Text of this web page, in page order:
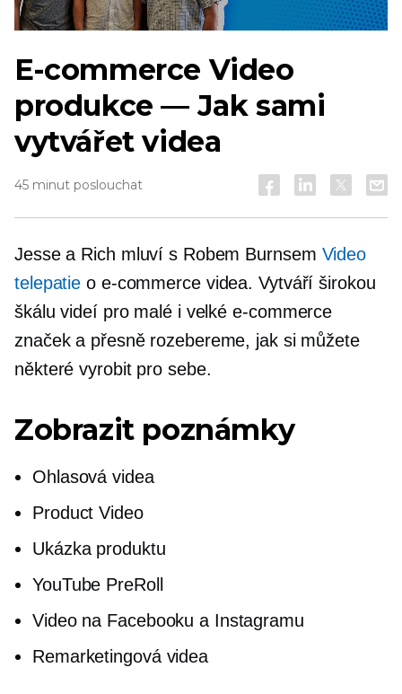
Poslouchat
E-commerce Video
produkce — Jak sami
vytvářet videa
45 minut poslouchat
Jesse a Rich mluví s Robem Burnsem Video
telepatie o e-commercevidea. Vytváří širokou
škálu videí pro malé i velkée-commerce
značek a přesně rozebereme, jak si můžete
některé vyrobit pro sebe.
Zobrazit poznámky
Ohlasová videa
Product Video
Ukázka produktu
YouTube PreRoll
Video na Facebooku a Instagramu
Remarketingová videa